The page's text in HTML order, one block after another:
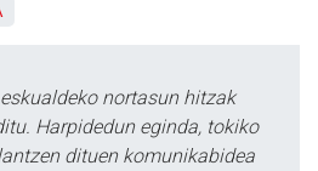
nortasun hitzak
Harpidedun eginda, tokiko
dituen komunikabidea